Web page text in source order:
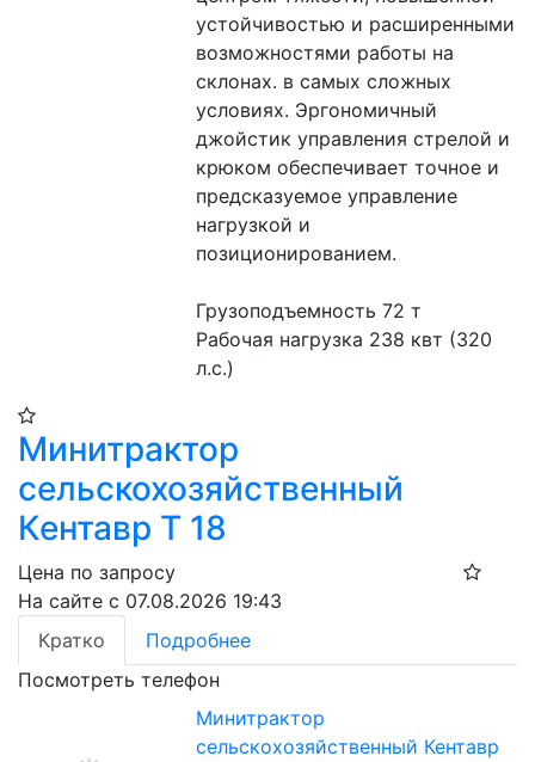
устойчивостью и расширенными
возможностями работы на
склонах. в самых сложных
условиях. Эргономичный
джойстик управления стрелой и
крюком обеспечивает точное и
предсказуемое управление
нагрузкой и
позиционированием.
Грузоподъемность 72 т
Рабочая нагрузка 238 квт (320
л.с.)
Минитрактор
сельскохозяйственный
Кентавр Т 18
Цена по запросу
На сайте с 07.08.2026 19:43
Кратко
Подробнее
Посмотреть телефон
Минитрактор
сельскохозяйственный Кентавр